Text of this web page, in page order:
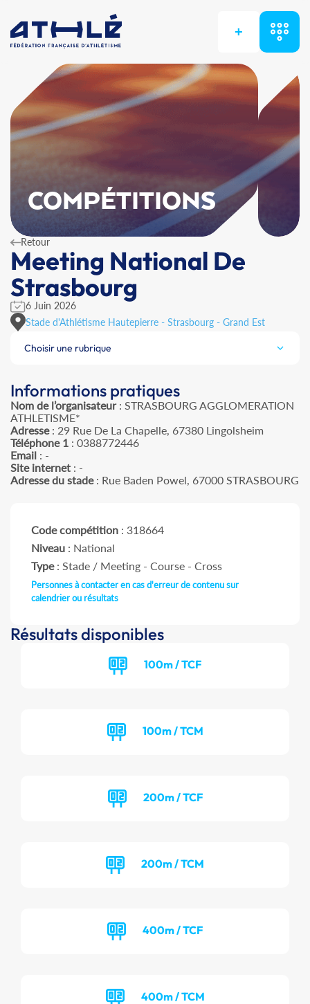
+
COMPÉTITIONS
Retour
Meeting National De
Strasbourg
6 Juin 2026
Stade d'Athlétisme Hautepierre - Strasbourg - Grand Est
Choisir une rubrique
Informations pratiques
Nom de l’organisateur: STRASBOURG AGGLOMERATION
ATHLETISME*
Adresse: 29 Rue De La Chapelle, 67380 Lingolsheim
Téléphone 1 : 0388772446
Email : -
Site internet : -
Adresse du stade: Rue Baden Powel, 67000 STRASBOURG
Code compétition : 318664
Niveau : National
Type: Stade / Meeting - Course - Cross
Personnes à contacter en cas d'erreur de contenu sur
calendrier ou résultats
Résultats disponibles
100m / TCF
100m / TCM
200m / TCF
200m / TCM
400m / TCF
400m / TCM